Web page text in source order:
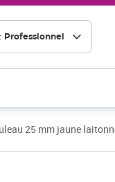
Professionnel
25 mm jaune